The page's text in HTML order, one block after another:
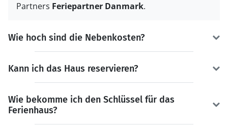
Partners Feriepartner Danmark.
Wie hoch sind die Nebenkosten?
Kann ich das Haus reservieren?
Wie bekomme ich den Schlüssel für das
Ferienhaus?